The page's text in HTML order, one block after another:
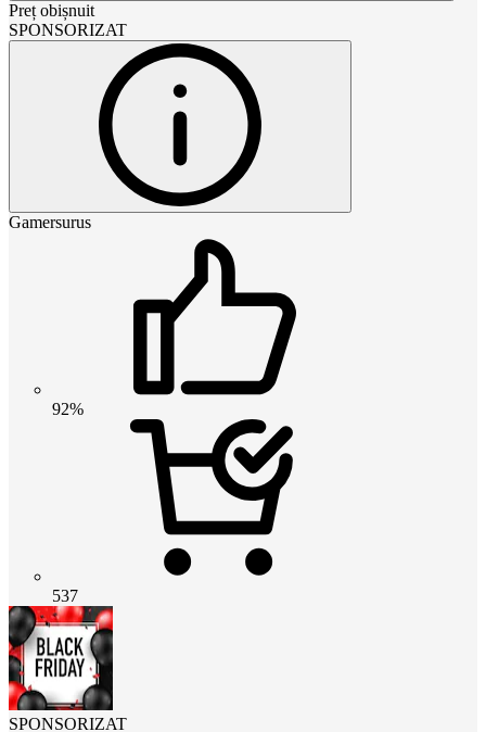
Preț obișnuit
SPONSORIZAT
Gamersurus
92%
537
SPONSORIZAT